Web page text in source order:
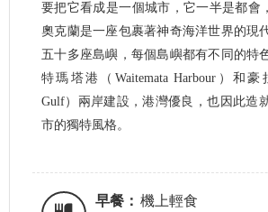
要把它看成是一個城市，它一半是都會
奧克蘭是一座包裹著神奇海洋世界的現
五十多座島嶼，每個島嶼都有不同的特
特瑪塔港（Waitemata Harbour）和豪
Gulf）兩岸建設，港灣優良，也因此造
市的獨特風格。
早餐： 機上輕食